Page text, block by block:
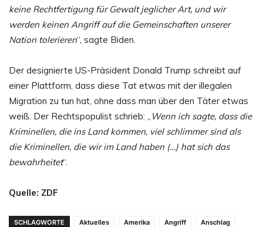
keine Rechtfertigung für Gewalt jeglicher Art, und wir
werden keinen Angriff auf die Gemeinschaften unserer
Nation tolerieren“, sagte Biden.
Der designierte US-Präsident Donald Trump schreibt auf
einer Plattform, dass diese Tat etwas mit der illegalen
Migration zu tun hat, ohne dass man über den Täter etwas
weiß. Der Rechtspopulist schrieb: „ Wenn ich sagte, dass die
Kriminellen, die ins Land kommen, viel schlimmer sind als
die Kriminellen, die wir im Land haben (…) hat sich das
bewahrheitet“.
Quelle: ZDF
SCHLAGWORTE Aktuelles Amerika Angriff
Anschlag